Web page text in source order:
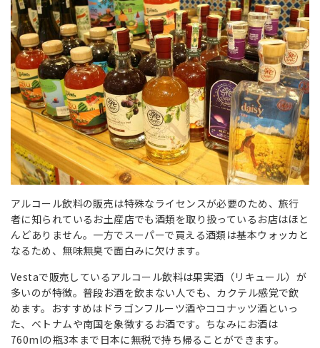
アルコール飲料の販売は特殊なライセンスが必要のため、旅行
者に知られているお土産店でも酒類を取り扱っているお店はほと
んどありません。一方でスーパーで買える酒類は基本ウォッカと
なるため、無味無臭で面白みに欠けます。
Vestaで販売しているアルコール飲料は果実酒（リキュール）が
多いのが特徴。普段お酒を飲まない人でも、カクテル感覚で飲
めます。おすすめはドラゴンフルーツ酒やココナッツ酒といっ
た、ベトナムや南国を象徴するお酒です。ちなみにお酒は
760mlの瓶3本まで日本に無税で持ち帰ることができます。